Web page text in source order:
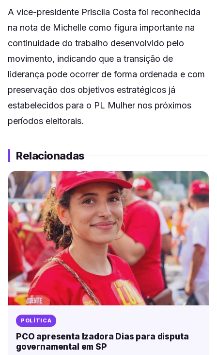
A vice-presidente Priscila Costa foi reconhecida
na nota de Michelle como figura importante na
continuidade do trabalho desenvolvido pelo
movimento, indicando que a transição de
liderança pode ocorrer de forma ordenada e com
preservação dos objetivos estratégicos já
estabelecidos para o PL Mulher nos próximos
períodos eleitorais.
Relacionadas
POLÍTICA
PCO apresenta Izadora Dias para disputa
governamental em SP